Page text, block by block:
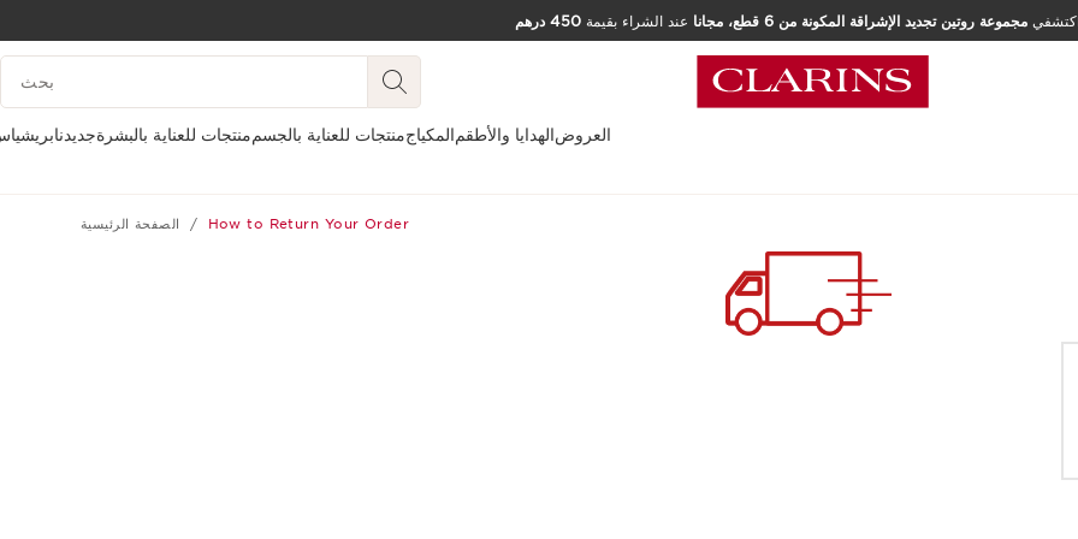
تخط إلى المحتوى
مجموعة روتين تجديد الإشراقة المكونة من 6 قطع، مجانا عند الشراء بقيمة
مفتاح البحث
جديدنامنتجات للعناية بالبشرةمنتجات للعناية بالجسمالمكياجالهدايا والأطقمالعروض
الصفحة الرئيسية How to Return Your Order